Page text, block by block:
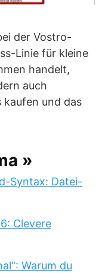
der Vostro-
Linie für kleine
handelt,
auch
und das
»
Syntax: Datei-
Clevere
Warum du